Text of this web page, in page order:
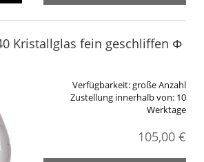
Kristallglas fein geschliffen Φ
Verfügbarkeit:große Anzahl
Zustellung innerhalb von: 10
Werktage
105,00 €